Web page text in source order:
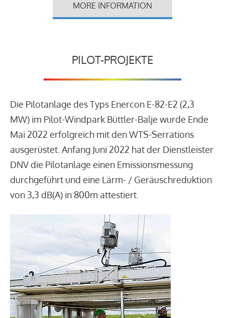
MORE INFORMATION
PILOT-PROJEKTE
Die Pilotanlage des Typs Enercon E-82-E2 (2,3
MW) im Pilot-Windpark Büttler-Balje wurde Ende
Mai 2022 erfolgreich mit den WTS-Serrations
ausgerüstet. Anfang Juni 2022 hat der Dienstleister
DNV die Pilotanlage einen Emissionsmessung
durchgeführt und eine Lärm- / Geräuschreduktion
von 3,3 dB(A) in 800m attestiert.